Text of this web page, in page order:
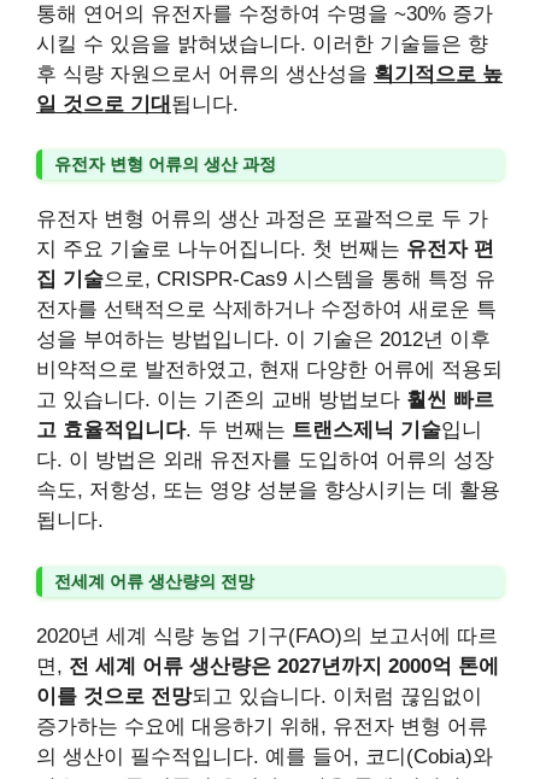
통해 연어의 유전자를 수정하여 수명을 ~30% 증가
시킬 수 있음을 밝혀냈습니다. 이러한 기술들은 향
후 식량 자원으로서 어류의 생산성을 획기적으로 높
일 것으로 기대 됩니다.
유전자 변형 어류의 생산 과정
유전자 변형 어류의 생산 과정은 포괄적으로 두 가
지 주요 기술로 나누어집니다. 첫 번째는 유전자 편
집 기술으로, CRISPR-Cas9 시스템을 통해 특정 유
전자를 선택적으로 삭제하거나 수정하여 새로운 특
성을 부여하는 방법입니다. 이 기술은 2012년 이후
비약적으로 발전하였고, 현재 다양한 어류에 적용되
고 있습니다. 이는 기존의 교배 방법보다 훨씬 빠르
고 효율적입니다. 두 번째는 트랜스제닉 기술입니
다. 이 방법은 외래 유전자를 도입하여 어류의 성장
속도, 저항성, 또는 영양 성분을 향상시키는 데 활용
됩니다.
전세계 어류 생산량의 전망
2020년 세계 식량 농업 기구(FAO)의 보고서에 따르
면, 전 세계 어류 생산량은 2027년까지 2000억 톤에
이를 것으로 전망되고 있습니다. 이처럼 끊임없이
증가하는 수요에 대응하기 위해, 유전자 변형 어류
의 생산이 필수적입니다. 예를 들어, 코디(Cobia)와